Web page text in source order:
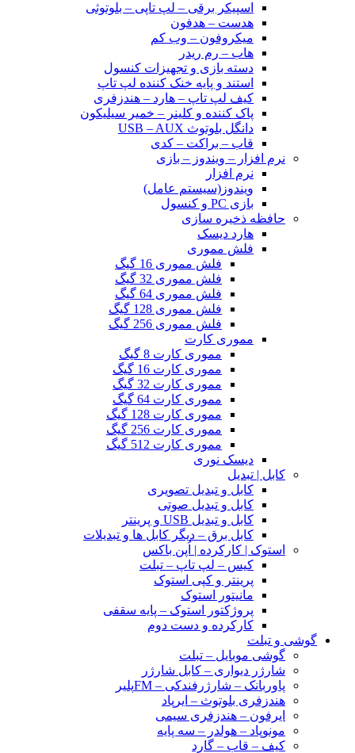
اسپیکر برقی – لپ تاپی – بلوتوثی
هدست – هدفون
میکروفون – وب کم
هاب – رم ریدر
دسته بازی و تجهیزات کنسول
استند و پایه خنک کننده لپ تاپ
کیف لپ تاپ – هارد – هندزفری
پاک کننده و کلینر – خمیر سیلیکون
دانگل بلوتوث USB – AUX
قاب – براکت – کدی
نرم افزار – ویندوز – بازی
نرم افزار
ویندوز(سیستم عامل)
بازی PC و کنسول
حافظه ذخیره سازی
هارد دیسک
فلش مموری
فلش مموری 16 گیگ
فلش مموری 32 گیگ
فلش مموری 64 گیگ
فلش مموری 128 گیگ
فلش مموری 256 گیگ
مموری کارت
مموری کارت 8 گیگ
مموری کارت 16 گیگ
مموری کارت 32 گیگ
مموری کارت 64 گیگ
مموری کارت 128 گیگ
مموری کارت 256 گیگ
مموری کارت 512 گیگ
دیسک نوری
کابل | تبدیل
کابل و تبدیل تصویری
کابل و تبدیل صوتی
کابل و تبدیل USB و پرینتر
کابل برق – دیگر کابل ها و تبدیلات
استوک | کارکرده | اُپن باکس
کیس – لپ تاپ – تبلت
پرینتر و کپی استوک
مانیتور استوک
پروژکتور استوک – پایه سقفی
کارکرده و دست دوم
گوشی و تبلت
گوشی موبایل – تبلت
شارژر دیواری – کابل شارژر
پاوربانک – شارژرفندکی – FMپلیر
هندزفری بلوتوث – ایرپاد
ایرفون – هندزفری سیمی
مونوپاد – هولدر – سه پایه
کیف – قاب – گارد